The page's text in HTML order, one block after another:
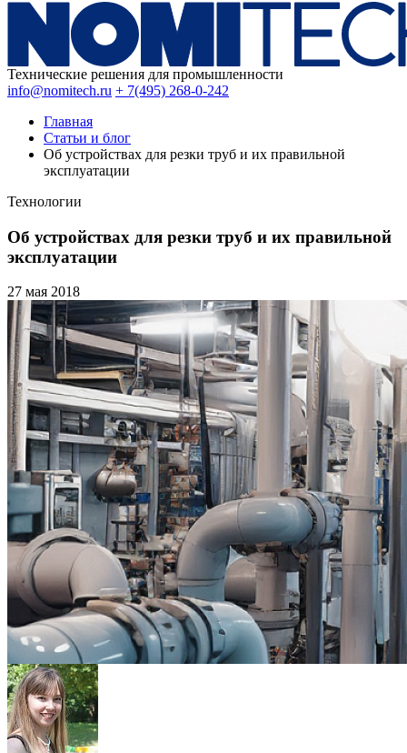
Технические решения для промышленности
info@nomitech.ru + 7(495) 268-0-242
Главная
Статьи и блог
Об устройствах для резки труб и их правильной
эксплуатации
Технологии
Об устройствах для резки труб и их правильной
эксплуатации
27 мая 2018